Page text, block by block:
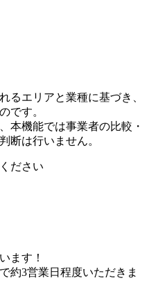
るエリアと業種に基づき、
です。
本機能では事業者の比較・
断は行いません。
ださい
ます！
約3営業日程度いただきま